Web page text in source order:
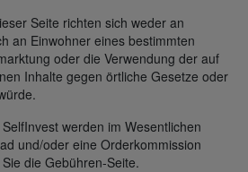
Seite richten sich weder an
an Einwohner eines bestimmten
oder die Verwendung der auf
Inhalte gegen örtliche Gesetze oder
werden im Wesentlichen
und/oder eine Orderkommission
die Gebühren-Seite.